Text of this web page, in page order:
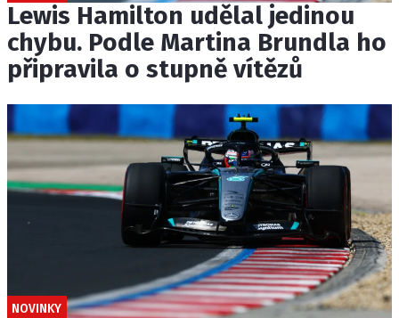
Lewis Hamilton udělal jedinou
chybu. Podle Martina Brundla ho
připravila o stupně vítězů
NOVINKY